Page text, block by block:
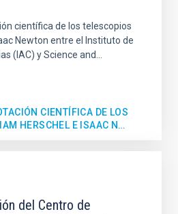
científica de los telescopios
Newton entre el Instituto de
(IAC) y Science and...
CIENTÍFICA DE LOS
HERSCHEL E ISAAC N…
del Centro de